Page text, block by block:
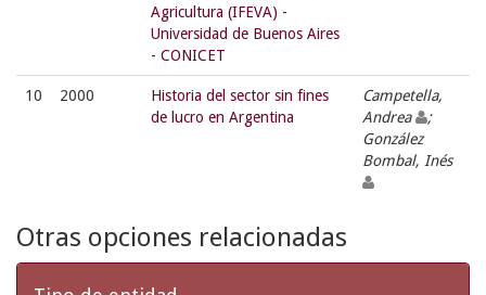
Agricultura (IFEVA) -
Universidad de Buenos Aires
- CONICET
10 2000
Historia del sector sin fines
de lucro en Argentina
Campetella,
Andrea
;
González
Bombal, Inés
Otras opciones relacionadas